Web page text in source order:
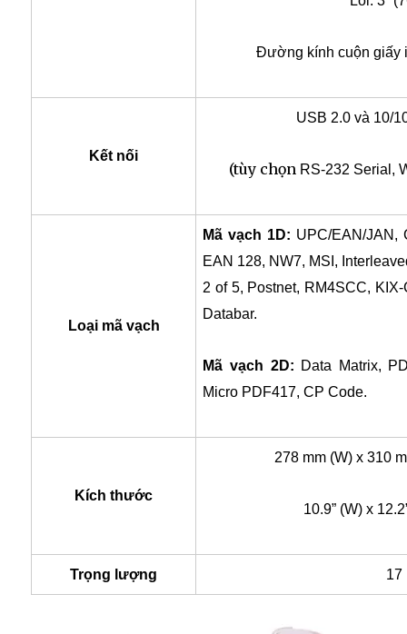
Đường kính cuộn giấy
Kết nối
USB 2.0 và 10/
(tùy chọn RS-232 Serial,
Loại mã vạch
Mã vạch 1D: UPC/EAN/JAN,
EAN 128, NW7, MSI,
2 of 5, Postnet, RM4SCC,
Databar.
Mã vạch 2D: Data Matrix,
Micro PDF417, CP Code.
Kích thước
278 mm (W) x 310
10.9” (W) x
Trọng lượng 17